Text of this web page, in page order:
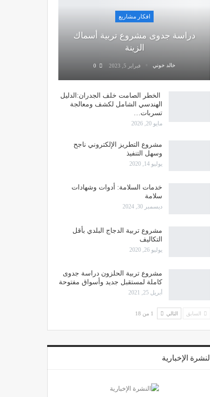
افكار مشاريع
دراسة جدوى مشروع تربية أسماك
الزينة
خالد خوني فبراير 5, 2023
الخطر الصامت خلف الجدران:الدليل
الهندسي الشامل لكشف ومعالجة
تسربات…
مايو 20, 2026
مشروع التطريز الإلكتروني ناجح
وسهل التنفيذ
يوليو 14, 2020
خدمات السلامة: أدوات وشهادات
سلامة
ديسمبر 30, 2024
مشروع تربية الدجاج البلدي بأقل
التكاليف
يوليو 26, 2020
مشروع تربية الحلزون دراسة جدوى
كاملة لمستقبل جديد وأسواق مفتوحة
أبريل 25, 2021
السابق التالي 1 من 18
النشرة الإخبارية